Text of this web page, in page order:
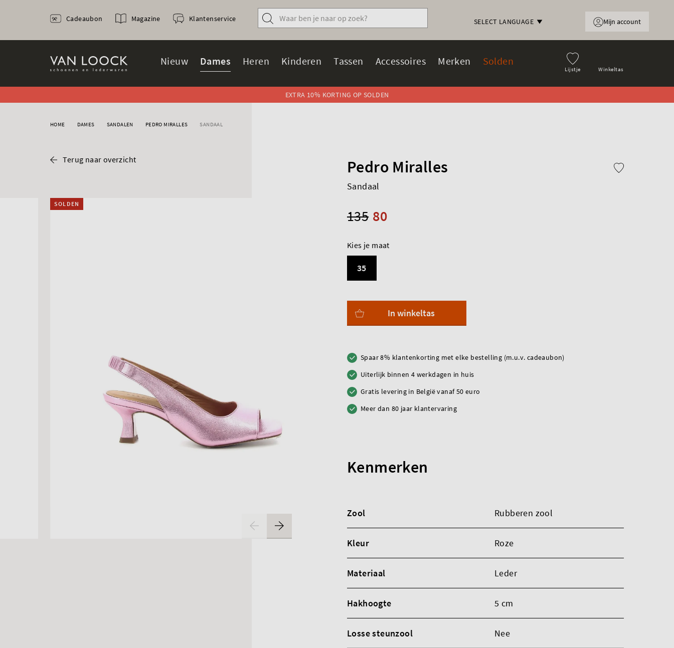
SELECT LANGUAGE
Lijstje Winkeltas
Nieuw Dames Heren Kinderen Tassen Accessoires Merken Solden
Cadeaubon Magazine Klantenservice Mijn account
EXTRA 10% KORTING OP SOLDEN
HOME DAMES SANDALEN PEDRO MIRALLES SANDAAL
Terug naar overzicht
SOLDEN
Pedro Miralles
Sandaal
80
135
Kies je maat
35
In winkeltas
Spaar 8% klantenkorting met elke bestelling (m.u.v. cadeaubon)
Uiterlijk binnen 4 werkdagen in huis
Gratis levering in België vanaf 50 euro
Meer dan 80 jaar klantervaring
Kenmerken
Zool Rubberen zool
Kleur Roze
Materiaal Leder
Hakhoogte 5 cm
Losse steunzool Nee